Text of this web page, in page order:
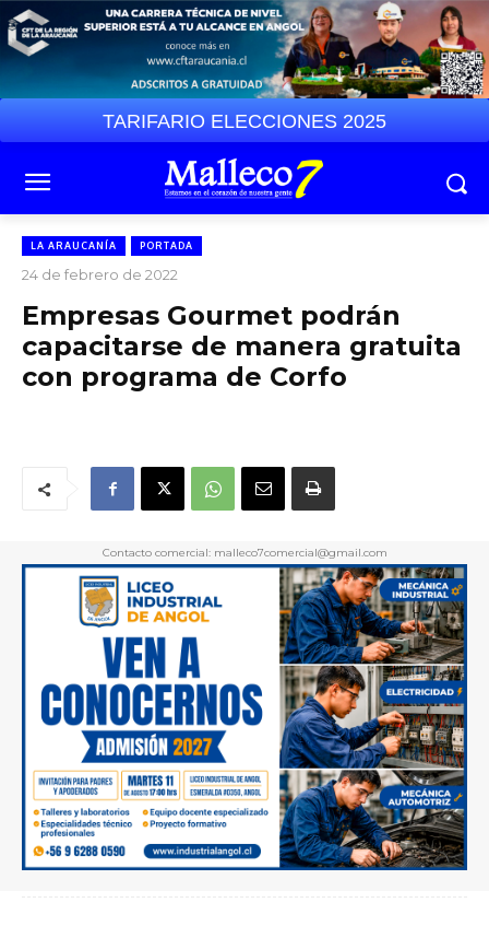
TARIFARIO ELECCIONES 2025
LA ARAUCANÍA PORTADA
24 de febrero de 2022
Empresas Gourmet podrán
capacitarse de manera gratuita
con programa de Corfo
Contacto comercial: malleco7comercial@gmail.com